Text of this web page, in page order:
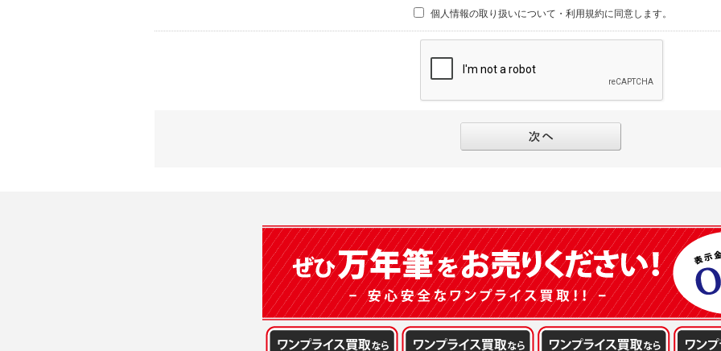
【外部サービスアカウントを利用される場合】
会員登録時にソーシャルネットワーキングサービス等の外部サービスとの連携を許可した場合
・当社物品販売、古物買取事業および個人・法人の売買仲介業に伴うご案内、契約、申し込み
・メールマガジンの配信、および当社が提供する商品・サービスについてのアンケート実施の
・EVERYBODY×PHOTOGRAPHER.comのフォトシェアリングサービス運営のため
(1)ご本人の同意がある場合。なお第三者に提供する場合には原則として、機密保持、再提供の
止することを契約の条件といたします。
(2)法令等により開示を求められた場合。
(3)ご本人または公衆の生命、身体又は財産の保護のために必要がある場合であって、本人の同
(4)国の機関若しくは地方公共団体又はその委託を受けた者が法令の定める事務を遂行すること
本人の同意を得ることにより当該事務の遂行に支障を及ぼすおそれがあるとき。
1) 本規約は、本サイト及び本サービスの利用に関し、弊社及び全てのユーザーに適用されます。
2) 弊社が別途規定する個別規定、及び弊社が随時本サイト内に掲示またはユーザーに対し通知
す。本規約と個別規定及び追加規定が異なる場合は、個別規定及び追加規定が優先するものと
3) 弊社はユーザーの承諾を得ることなく、本規約を変更できるものとし、ユーザーはこれを承
た場合は、本サイト内に掲示またはユーザーに対し通知するものとし、その後にユーザーが本
1) ユーザーは、本サイトの利用に際し、ユーザー本人のユーザーID、パスワード、メールアド
に届け出るものとします。
3) 弊社は一年以上に亘って使用がないユーザーIDとこれに伴う個人情報を抹消することができ
4) ユーザーID、パスワード、メールアドレス及びこれに伴う個人情報の管理不十分、使用上の
は、ユーザーが負うものとし、弊社は一切責任を負いません。
5. 登録事項
1) ユーザーは、メールアドレスその他の登録事項に変更が生じた場合、直ちに弊社所定の変更
個人情報の取り扱いについて・利用規約に同意します。